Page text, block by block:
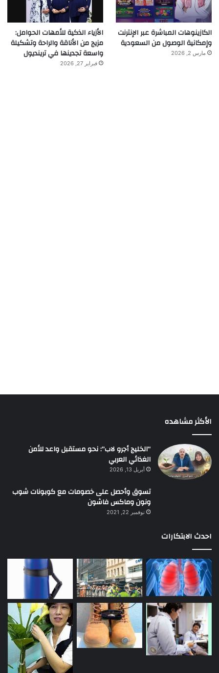
الكازينوهات المباشرة عبر الإنترنت
وإمكانية الوصول من السعودية
مارس 2, 2026
الأزياء الذكية للأمهات الحوامل:
مزيج من الأناقة والراحة وتشكيلة
واسعة تجدينها في ترينديول
فبراير 27, 2026
الأكثر مشاهده
“الخليج أجرو لاب”: نحو مستقبل واعد للأمن
الغذائي العربي
أبريل 13, 2026
تسوق وأحصل على خصومات مع كوبونات شوب
ونون وماكس فاشون
نوفمبر 22, 2021
احدث الابتكارات